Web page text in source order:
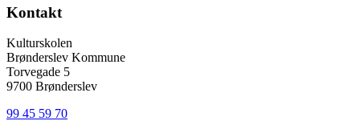
Kontakt
Kulturskolen
Brønderslev Kommune
Torvegade 5
9700 Brønderslev
99 45 59 70